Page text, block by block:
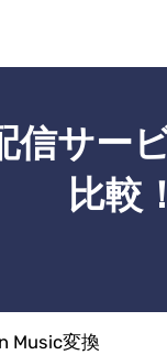
信サー
比較
Music変換